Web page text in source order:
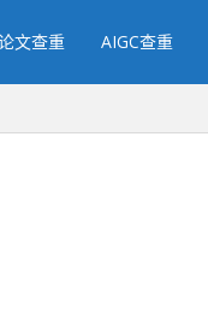
文查重 AIGC查重